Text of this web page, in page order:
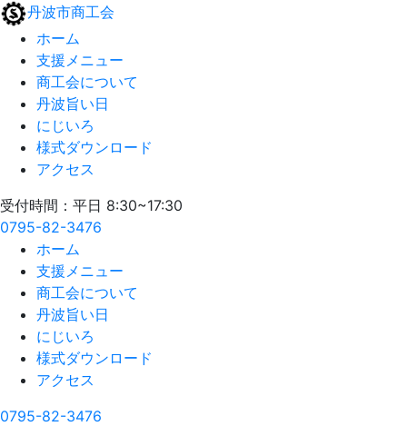
丹波市商工会
ホーム
支援メニュー
商工会について
丹波旨い日
にじいろ
様式ダウンロード
アクセス
受付時間：平日 8:30~17:30
0795-82-3476
ホーム
支援メニュー
商工会について
丹波旨い日
にじいろ
様式ダウンロード
アクセス
0795-82-3476